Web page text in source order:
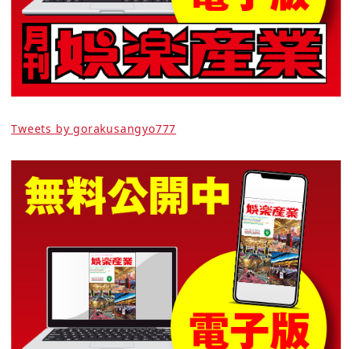
Tweets by gorakusangyo777